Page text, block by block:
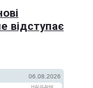
відступає